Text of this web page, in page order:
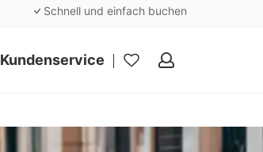
Schnell und einfach buchen
Kundenservice
Meine